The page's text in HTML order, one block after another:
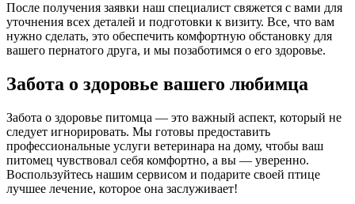
После получения заявки наш специалист свяжется с вами для
уточнения всех деталей и подготовки к визиту. Все, что вам
нужно сделать, это обеспечить комфортную обстановку для
вашего пернатого друга, и мы позаботимся о его здоровье.
Забота о здоровье вашего любимца
Забота о здоровье питомца — это важный аспект, который не
следует игнорировать. Мы готовы предоставить
профессиональные услуги ветеринара на дому, чтобы ваш
питомец чувствовал себя комфортно, а вы — уверенно.
Воспользуйтесь нашим сервисом и подарите своей птице
лучшее лечение, которое она заслуживает!